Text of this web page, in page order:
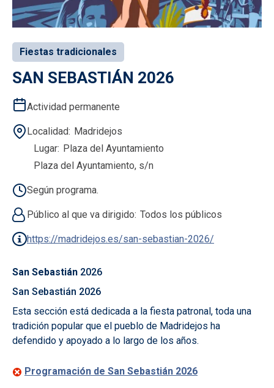
Fiestas tradicionales
SAN SEBASTIÁN 2026
Actividad permanente
Localidad Madridejos
Lugar Plaza del Ayuntamiento
Plaza del Ayuntamiento, s/n
Según programa.
Público al que va dirigido Todos los públicos
https://madridejos.es/san-sebastian-2026/
San Sebastián 2026
San Sebastián 2026
Esta sección está dedicada a la fiesta patronal, toda una
tradición popular que el pueblo de Madridejos ha
defendido y apoyado a lo largo de los años.
Programación de San Sebastián 2026